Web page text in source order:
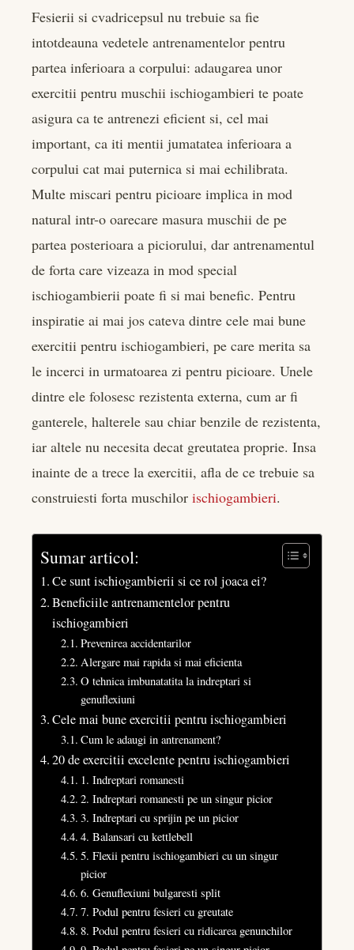
Fesierii si cvadricepsul nu trebuie sa fie
intotdeauna vedetele antrenamentelor pentru
partea inferioara a corpului: adaugarea unor
exercitii pentru muschii ischiogambieri te poate
asigura ca te antrenezi eficient si, cel mai
important, ca iti mentii jumatatea inferioara a
corpului cat mai puternica si mai echilibrata.
Multe miscari pentru picioare implica in mod
natural intr-o oarecare masura muschii de pe
partea posterioara a piciorului, dar antrenamentul
de forta care vizeaza in mod special
ischiogambierii poate fi si mai benefic. Pentru
inspiratie ai mai jos cateva dintre cele mai bune
exercitii pentru ischiogambieri, pe care merita sa
le incerci in urmatoarea zi pentru picioare. Unele
dintre ele folosesc rezistenta externa, cum ar fi
ganterele, halterele sau chiar benzile de rezistenta,
iar altele nu necesita decat greutatea proprie. Insa
inainte de a trece la exercitii, afla de ce trebuie sa
construiesti forta muschilor ischiogambieri.
Sumar articol:
Ce sunt ischiogambierii si ce rol joaca ei?
Beneficiile antrenamentelor pentru
ischiogambieri
Prevenirea accidentarilor
Alergare mai rapida si mai eficienta
O tehnica imbunatatita la indreptari si
genuflexiuni
Cele mai bune exercitii pentru ischiogambieri
Cum le adaugi in antrenament?
20 de exercitii excelente pentru ischiogambieri
1. Indreptari romanesti
2. Indreptari romanesti pe un singur picior
3. Indreptari cu sprijin pe un picior
4. Balansari cu kettlebell
5. Flexii pentru ischiogambieri cu un singur
picior
6. Genuflexiuni bulgaresti split
7. Podul pentru fesieri cu greutate
8. Podul pentru fesieri cu ridicarea genunchilor